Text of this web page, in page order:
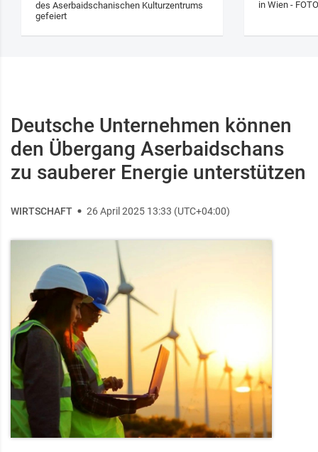
des Aserbaidschanischen Kulturzentrums
gefeiert
in Wien - FOTO
Deutsche Unternehmen können
den Übergang Aserbaidschans
zu sauberer Energie unterstützen
WIRTSCHAFT 26 April 2025 13:33 (UTC+04:00)